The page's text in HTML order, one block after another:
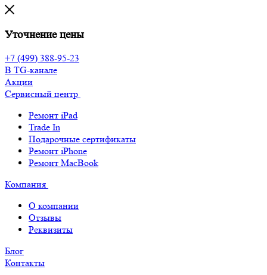
Уточнение цены
+7 (499) 388-95-23
В TG-канале
Акции
Сервисный центр
Ремонт iPad
Trade In
Подарочные сертификаты
Ремонт iPhone
Ремонт MacBook
Компания
О компании
Отзывы
Реквизиты
Блог
Контакты